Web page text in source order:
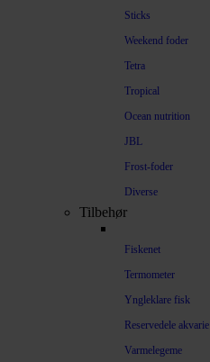
Sticks
Weekend foder
Tetra
Tropical
Ocean nutrition
JBL
Frost-foder
Diverse
Tilbehør
Fiskenet
Termometer
Yngleklare fisk
Reservedele akvarie
Varmelegeme